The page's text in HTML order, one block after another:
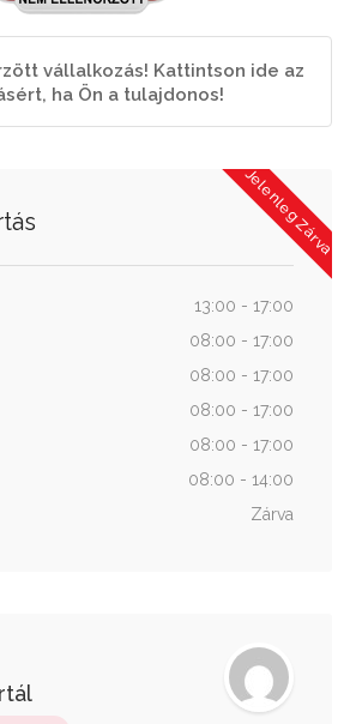
vállalkozás! Kattintson ide az
ha Ön a tulajdonos!
Jelenleg Zárva
13:00 - 17:00
08:00 - 17:00
08:00 - 17:00
08:00 - 17:00
08:00 - 17:00
08:00 - 14:00
Zárva